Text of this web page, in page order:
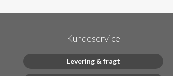
Kundeservice
Levering & fragt